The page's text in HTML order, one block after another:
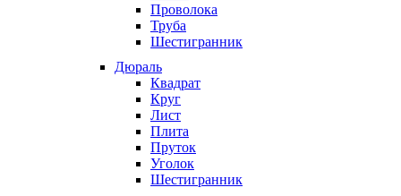
Проволока
Труба
Шестигранник
Дюраль
Квадрат
Круг
Лист
Плита
Пруток
Уголок
Шестигранник